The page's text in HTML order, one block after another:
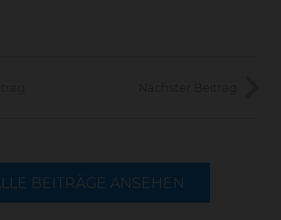
BEITRÄGE ANSEHEN